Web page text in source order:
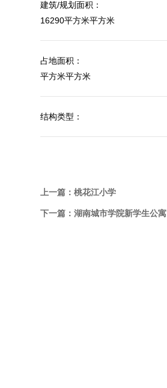
建筑/规划面积：
16290平方米平方米
占地面积：
平方米平方米
结构类型：
上一篇：桃花江小学
下一篇：湖南城市学院新学生公寓